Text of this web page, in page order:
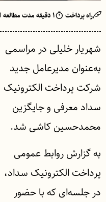
راه پرداخت ۱ دقیقه مدت مطالعه
شهریار خلیلی در مراسمی
به‌عنوان مدیرعامل جدید
شرکت پرداخت الکترونیک
سداد معرفی و جایگزین
محمدحسین کاشی شد.
به گزارش روابط‌ عمومی
پرداخت الکترونیک سداد،
در جلسه‌ای که با حضور